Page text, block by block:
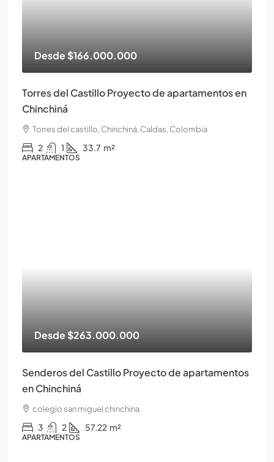
Desde$166.000.000
Torres del Castillo Proyecto de apartamentos en
Chinchiná
Torres del castillo, Chinchiná, Caldas, Colombia
2 1 33.7 m²
APARTAMENTOS
Desde$263.000.000
Senderos del Castillo Proyecto de apartamentos
en Chinchiná
colegio san miguel chinchina
3 2 57.22 m²
APARTAMENTOS